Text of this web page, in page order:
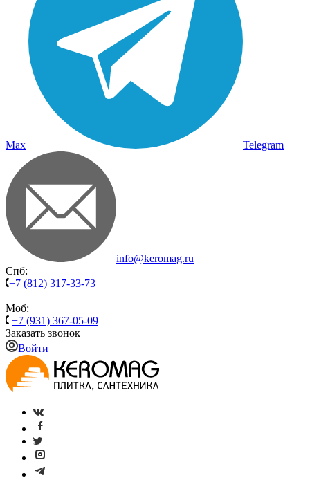
Max Telegram
info@keromag.ru
Спб:
+7 (812) 317-33-73
Моб:
+7 (931) 367-05-09
Заказать звонок
Войти